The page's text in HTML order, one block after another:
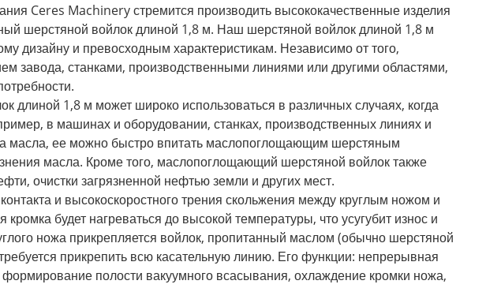
Ceres Machinery стремится производить высококачественные изделия
шерстяной войлок длиной 1,8 м. Наш шерстяной войлок длиной 1,8 м
дизайну и превосходным характеристикам. Независимо от того,
завода, станками, производственными линиями или другими областями,
длиной 1,8 м может широко использоваться в различных случаях, когда
в машинах и оборудовании, станках, производственных линиях и
масла, ее можно быстро впитать маслопоглощающим шерстяным
масла. Кроме того, маслопоглощающий шерстяной войлок также
очистки загрязненной нефтью земли и других мест.
и высокоскоростного трения скольжения между круглым ножом и
будет нагреваться до высокой температуры, что усугубит износ и
ножа прикрепляется войлок, пропитанный маслом (обычно шерстяной
прикрепить всю касательную линию. Его функции: непрерывная
полости вакуумного всасывания, охлаждение кромки ножа,